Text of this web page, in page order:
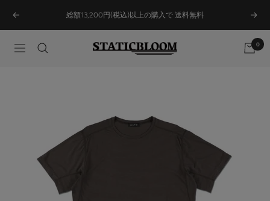
content
Previous 総額13,200円(税込)以上の購入で 送料無料 Next
Navigation
STATICBLOOM
0